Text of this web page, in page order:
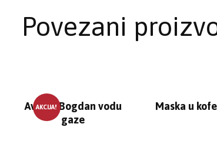
Povezani
AKCIJA!
Avram, Bogdan vodu
gaze
Maska u